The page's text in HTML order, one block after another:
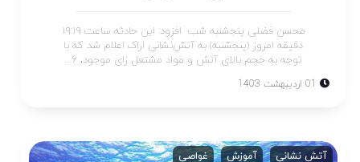
محسن فضلی پنجشنبه شب افزود: این حادثه ساعت ۱۹:۱۹
دقیقه امروز (پنجشنبه) به آتش‌نشانی اراک اعلام شد که با
توجه به حجم بالای آتش و مواد مشتعل زای موجود، ۶...
01 اردیبهشت 1403
آتش نشانی آموزش غواصی